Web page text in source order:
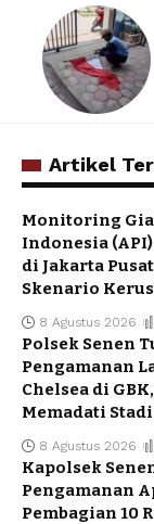
Artikel
Monitoring
Indonesia
di Jakarta
Skenario
8 Agustus 2026
Polsek Senen
Pengamanan
Chelsea di
Memadati
8 Agustus 2026
Kapolsek
Pengamanan
Pembagian 10